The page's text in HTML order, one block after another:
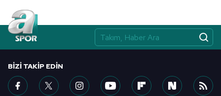
hazırlanmış Aydınlatma Metnimizi okumak ve sitemizde
ilgili mevzuata uygun olarak kullanılan çerezlerle ilgili bilgi
almak için lütfen
.
BIZI TAKIP EDIN